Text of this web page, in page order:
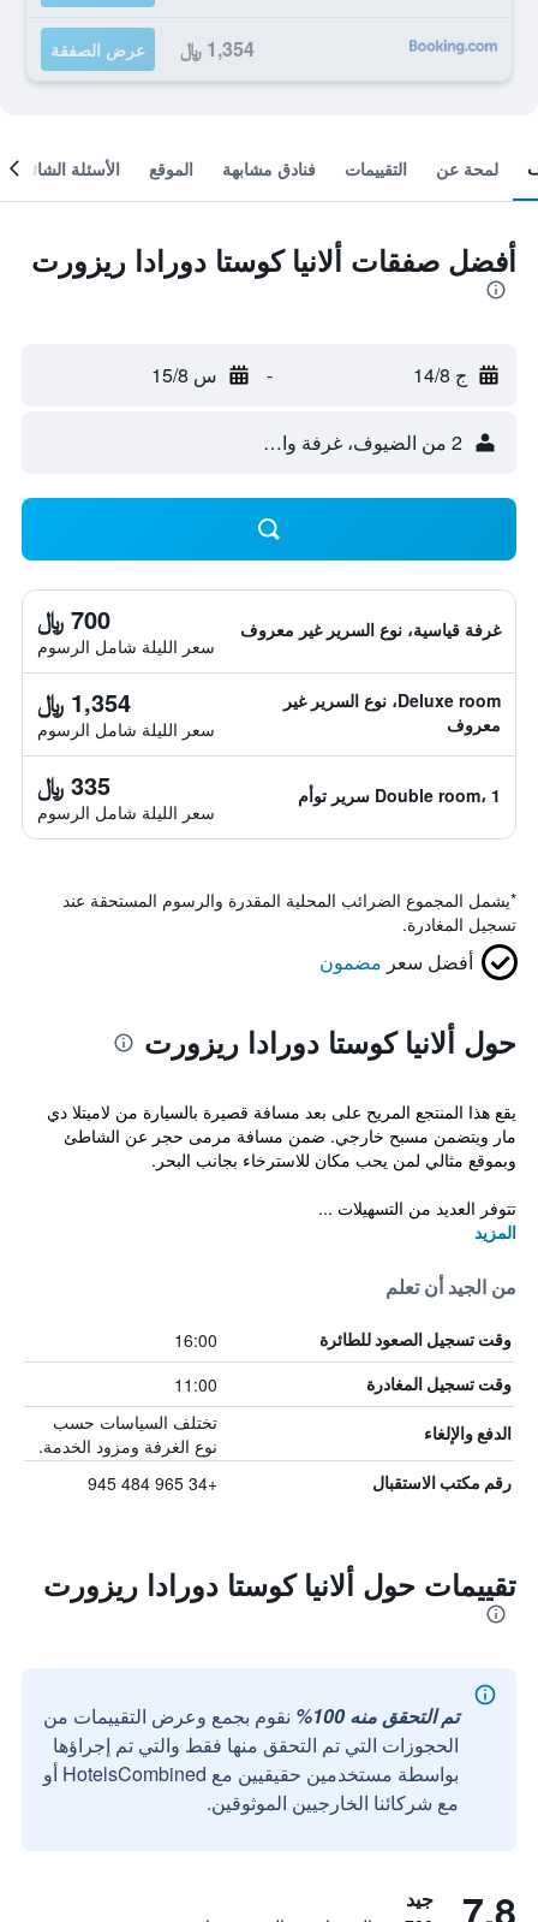
1,354 ﷼ عرض الصفقة
لمحة عن التقييمات فنادق مشابهة الموقع الأسئلة الشائعة
أفضل صفقات ألانيا كوستا دورادا ريزورت
ج 14/8 - س 15/8
2 من الضيوف، غرفة واحدة
غرفة قياسية، نوع السرير غير معروف 700 ﷼
سعر الليلة شامل الرسوم
Deluxe room، نوع السرير غير
معروف
1,354 ﷼
سعر الليلة شامل الرسوم
Double room، 1 سرير توأم 335 ﷼
سعر الليلة شامل الرسوم
*يشمل المجموع الضرائب المحلية المقدرة والرسوم المستحقة عند
تسجيل المغادرة.
أفضل سعر مضمون
حول ألانيا كوستا دورادا ريزورت
يقع هذا المنتجع المريح على بعد مسافة قصيرة بالسيارة من لاميتلا دي
مار ويتضمن مسبح خارجي. ضمن مسافة مرمى حجر عن الشاطئ
وبموقع مثالي لمن يحب مكان للاسترخاء بجانب البحر.
تتوفر العديد من التسهيلات ...
المزيد
من الجيد أن تعلم
وقت تسجيل الصعود للطائرة 16:00
وقت تسجيل المغادرة 11:00
الدفع والإلغاء
تختلف السياسات حسب
نوع الغرفة ومزود الخدمة.
رقم مكتب الاستقبال +34 965 484 945
تقييمات حول ألانيا كوستا دورادا ريزورت
تم التحقق منه 100%
نقوم بجمع وعرض التقييمات من
الحجوزات التي تم التحقق منها فقط والتي تم إجراؤها
بواسطة مستخدمين حقيقيين مع HotelsCombined أو
مع شركائنا الخارجيين الموثوقين.
جيد